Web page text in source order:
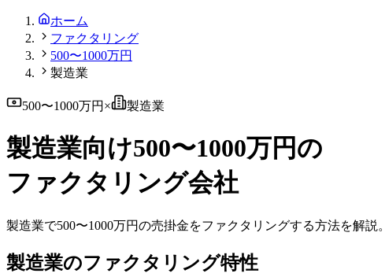
ホーム
ファクタリング
500〜1000万円
製造業
500〜1000万円 × 製造業
製造業向け500〜1000万円の
ファクタリング会社
製造業で500〜1000万円の売掛金をファクタリングする方法を解説。
製造業のファクタリング特性